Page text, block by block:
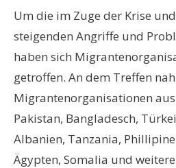
Um die im Zuge der Krise
steigenden Angriffe und
haben sich
getroffen. An dem Treffen
Migrantenorganisationen
Pakistan, Bangladesch,
Albanien, Tanzania,
Ägypten, Somalia und